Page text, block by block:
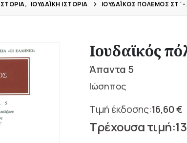
, ΙΟΥΔΑΪΚΉ ΙΣΤΟΡΊΑ ΙΟΥΔΑΪΚΌΣ ΠΌΛΕΜΟΣ ΣΤ΄-
Ιουδαϊκός
Άπαντα 5
Ιώσηπος
16,60€
Original
price